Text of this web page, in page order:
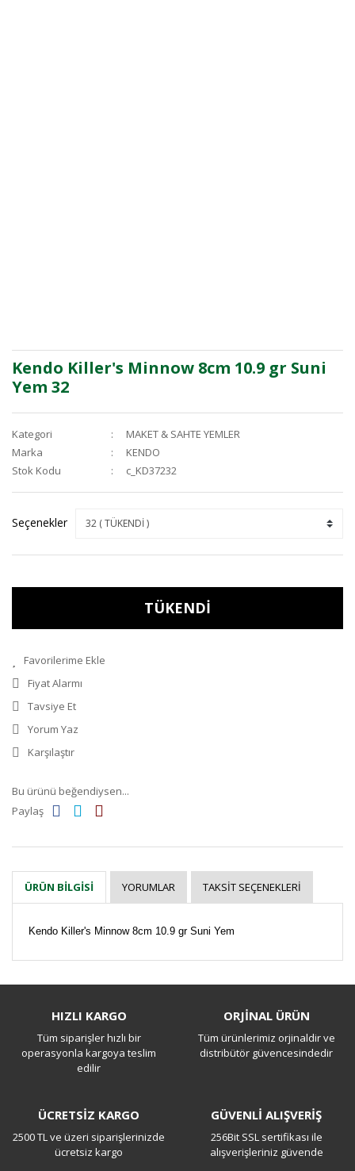
Kendo Killer's Minnow 8cm 10.9 gr Suni
Yem 32
Kategori
MAKET & SAHTE YEMLER
Marka
KENDO
Stok Kodu
c_KD37232
Seçenekler
TÜKENDİ
Fiyat Alarmı
Tavsiye Et
Yorum Yaz
Karşılaştır
Bu ürünü beğendiysen...
Paylaş
ÜRÜN BILGISI YORUMLAR TAKSIT SEÇENEKLERI
Kendo Killer's Minnow 8cm 10.9 gr Suni Yem
Yorum Yaz
HIZLI KARGO
Tüm siparişler hızlı bir
operasyonla kargoya teslim
edilir
ORJİNAL ÜRÜN
Tüm ürünlerimiz orjinaldir ve
distribütör güvencesindedir
ÜCRETSİZ KARGO
2500 TL ve üzeri siparişlerinizde
ücretsiz kargo
GÜVENLİ ALIŞVERİŞ
256Bit SSL sertifikası ile
alışverişleriniz güvende